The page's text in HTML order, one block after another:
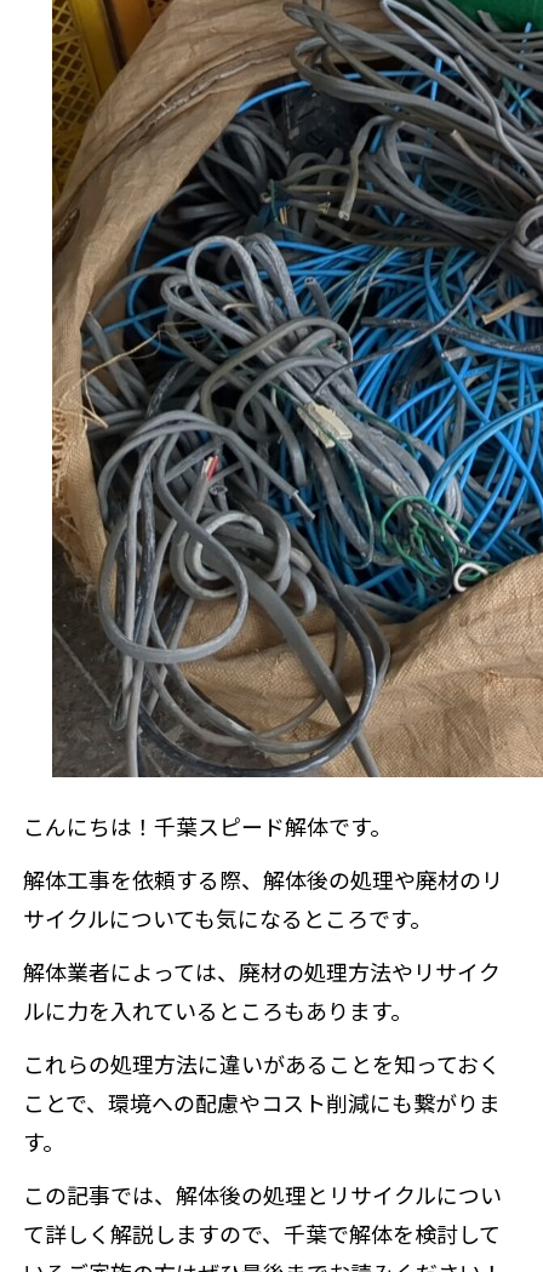
現場ブログ
補助金情報
こんにちは！千葉スピード解体です。
解体工事を依頼する際、解体後の処理や廃材のリ
サイクルについても気になるところです。
解体業者によっては、廃材の処理方法やリサイク
ルに力を入れているところもあります。
これらの処理方法に違いがあることを知っておく
ことで、環境への配慮やコスト削減にも繋がりま
す。
この記事では、解体後の処理とリサイクルについ
て詳しく解説しますので、千葉で解体を検討して